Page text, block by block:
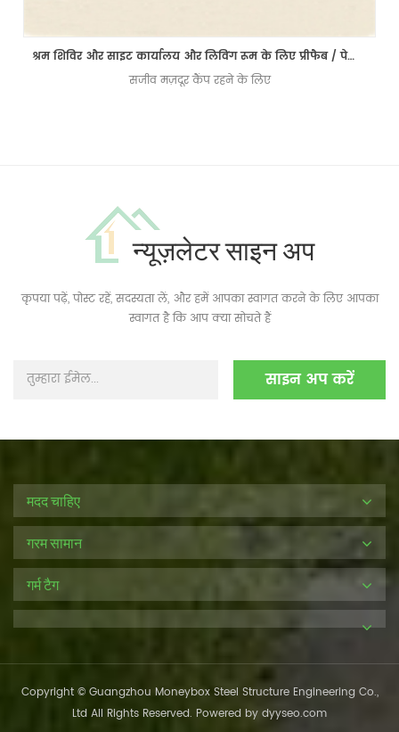
श्रम शिविर और साइट कार्यालय और लिविंग रूम के लिए प्रीफैब / पेफिब्रिकेटेड के घर
सजीव मज़दूर कैंप रहने के लिए
न्यूज़लेटर साइन अप
कृपया पढ़ें, पोस्ट रहें, सदस्यता लें, और हमें आपका स्वागत करने के लिए आपका
स्वागत है कि आप क्या सोचते हैं
मदद चाहिए
गरम सामान
गर्म टैग
Copyright © Guangzhou Moneybox Steel Structure Engineering Co.,
Ltd All Rights Reserved. Powered by dyyseo.com